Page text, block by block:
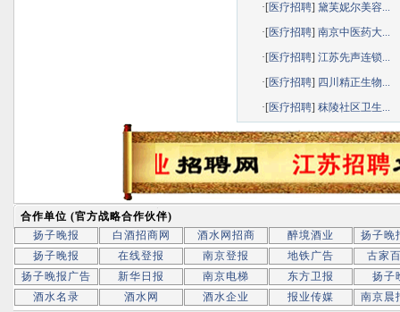
·[医疗招聘]黛芙妮尔美容...
·[医疗招聘]南京中医药大...
·[医疗招聘]江苏先声连锁...
·[医疗招聘] 四川精正生物...
·[医疗招聘]秣陵社区卫生...
合作单位 (官方战略合作伙伴)
扬子晚报
白酒招商网 酒水网招商 醉境酒业
扬子晚
扬子晚报
在线登报 南京登报 地铁广告
古家
扬子晚报广告
新华日报 南京电梯 东方卫报
扬子
酒水名录
酒水网 酒水企业 报业传媒 南京晨